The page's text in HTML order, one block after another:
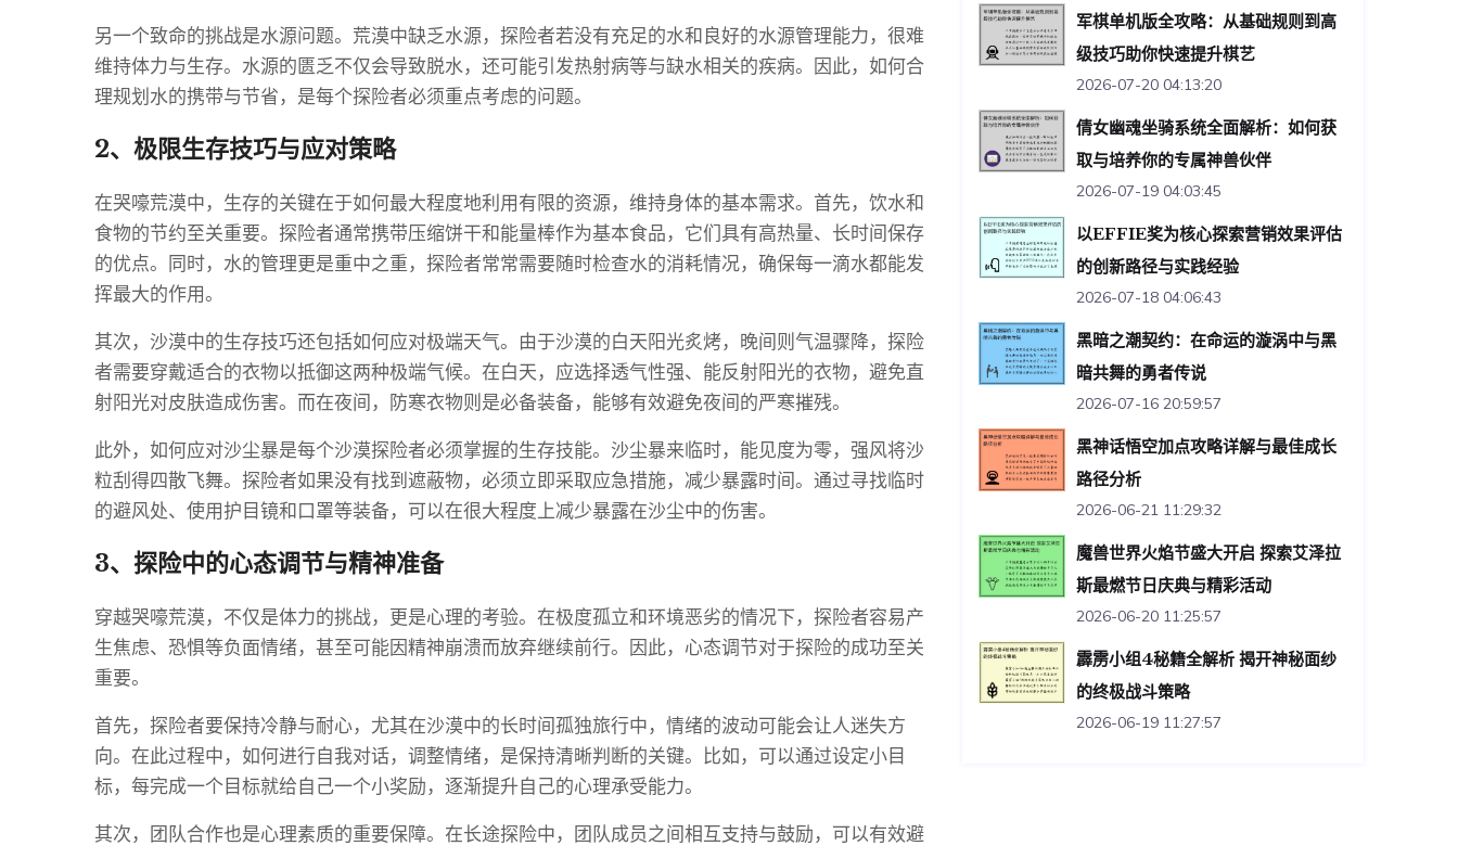
另一个致命的挑战是水源问题。荒漠中缺乏水源，探险者若没有充足的水和良好的水源管理能力，很难
维持体力与生存。水源的匮乏不仅会导致脱水，还可能引发热射病等与缺水相关的疾病。因此，如何合
理规划水的携带与节省，是每个探险者必须重点考虑的问题。
2、极限生存技巧与应对策略
在哭嚎荒漠中，生存的关键在于如何最大程度地利用有限的资源，维持身体的基本需求。首先，饮水和
食物的节约至关重要。探险者通常携带压缩饼干和能量棒作为基本食品，它们具有高热量、长时间保存
的优点。同时，水的管理更是重中之重，探险者常常需要随时检查水的消耗情况，确保每一滴水都能发
挥最大的作用。
其次，沙漠中的生存技巧还包括如何应对极端天气。由于沙漠的白天阳光炙烤，晚间则气温骤降，探险
者需要穿戴适合的衣物以抵御这两种极端气候。在白天，应选择透气性强、能反射阳光的衣物，避免直
射阳光对皮肤造成伤害。而在夜间，防寒衣物则是必备装备，能够有效避免夜间的严寒摧残。
此外，如何应对沙尘暴是每个沙漠探险者必须掌握的生存技能。沙尘暴来临时，能见度为零，强风将沙
粒刮得四散飞舞。探险者如果没有找到遮蔽物，必须立即采取应急措施，减少暴露时间。通过寻找临时
的避风处、使用护目镜和口罩等装备，可以在很大程度上减少暴露在沙尘中的伤害。
3、探险中的心态调节与精神准备
穿越哭嚎荒漠，不仅是体力的挑战，更是心理的考验。在极度孤立和环境恶劣的情况下，探险者容易产
生焦虑、恐惧等负面情绪，甚至可能因精神崩溃而放弃继续前行。因此，心态调节对于探险的成功至关
重要。
首先，探险者要保持冷静与耐心，尤其在沙漠中的长时间孤独旅行中，情绪的波动可能会让人迷失方
向。在此过程中，如何进行自我对话，调整情绪，是保持清晰判断的关键。比如，可以通过设定小目
标，每完成一个目标就给自己一个小奖励，逐渐提升自己的心理承受能力。
其次，团队合作也是心理素质的重要保障。在长途探险中，团队成员之间相互支持与鼓励，可以有效避
军棋单机版全攻略：从基础规则到高
级技巧助你快速提升棋艺
2026-07-20 04:13:20
倩女幽魂坐骑系统全面解析：如何获
取与培养你的专属神兽伙伴
2026-07-19 04:03:45
以EFFIE奖为核心探索营销效果评估
的创新路径与实践经验
2026-07-18 04:06:43
黑暗之潮契约：在命运的漩涡中与黑
暗共舞的勇者传说
2026-07-16 20:59:57
黑神话悟空加点攻略详解与最佳成长
路径分析
2026-06-21 11:29:32
魔兽世界火焰节盛大开启 探索艾泽拉
斯最燃节日庆典与精彩活动
2026-06-20 11:25:57
霹雳小组4秘籍全解析 揭开神秘面纱
的终极战斗策略
2026-06-19 11:27:57